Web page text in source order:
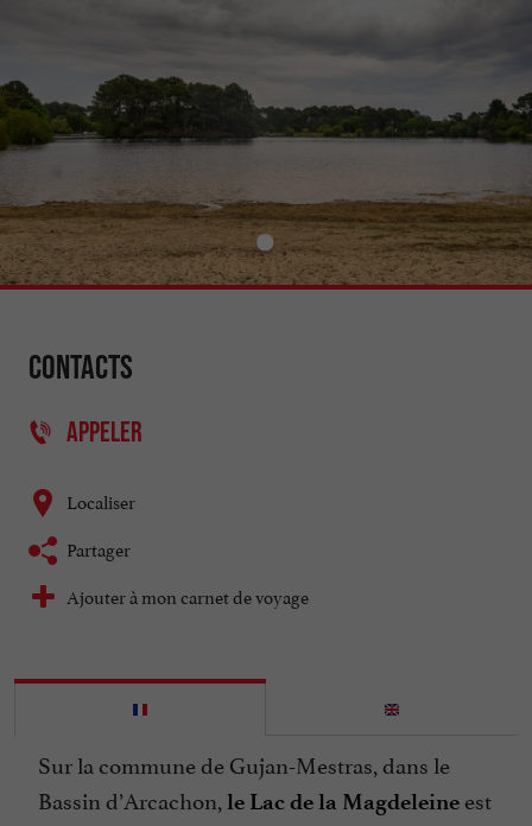
Contacts
APPELER
Localiser
Partager
Ajouter à mon carnet de voyage
Sur la commune de Gujan-Mestras, dans le
Bassin d’Arcachon, le Lac de la Magdeleine est